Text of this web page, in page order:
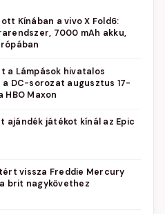
Kínában a vivo X Fold6:
7000 mAh akku,
a Lámpások hivatalos
DC-sorozat augusztus 17-
HBO Maxon
ajándék játékot kínál az Epic
vissza Freddie Mercury
brit nagykövethez